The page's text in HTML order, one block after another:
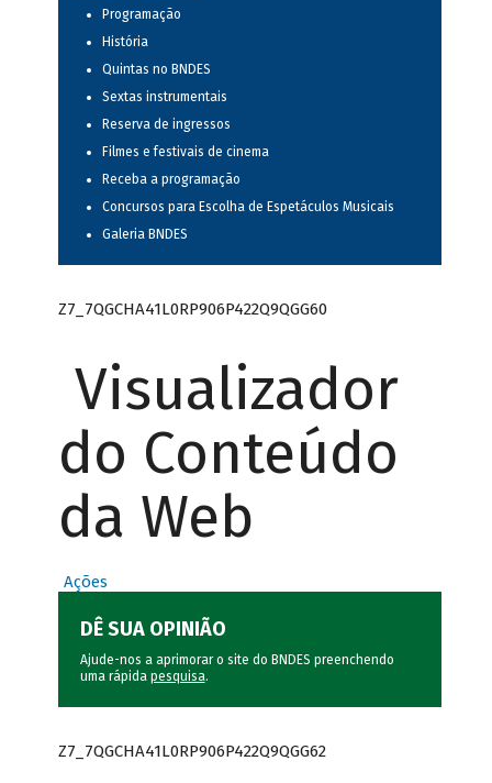
Programação
História
Quintas no BNDES
Sextas instrumentais
Reserva de ingressos
Filmes e festivais de cinema
Receba a programação
Concursos para Escolha de Espetáculos Musicais
Galeria BNDES
Z7_7QGCHA41L0RP906P422Q9QGG60
Visualizador
do Conteúdo
da Web
Ações
DÊ SUA OPINIÃO
Ajude-nos a aprimorar o site do BNDES preenchendo
uma rápida pesquisa.
Z7_7QGCHA41L0RP906P422Q9QGG62